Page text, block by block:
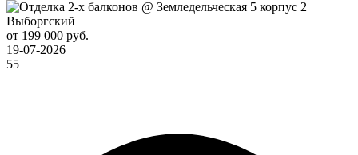
Выборгский
от 199 000 руб.
19-07-2026
55